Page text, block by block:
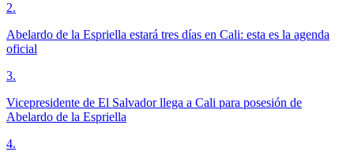
2.
Abelardo de la Espriella estará tres días en Cali: esta es la agenda
oficial
3.
Vicepresidente de El Salvador llega a Cali para posesión de
Abelardo de la Espriella
4.